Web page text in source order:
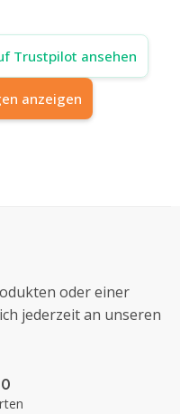
Trustpilot ansehen
anzeigen
oder einer
jederzeit an unseren